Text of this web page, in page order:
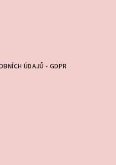
ÚDAJŮ - GDPR